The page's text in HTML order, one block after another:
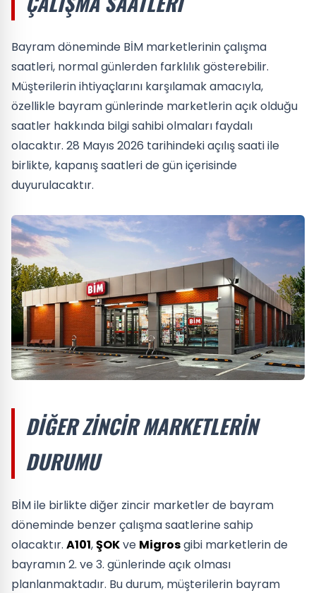
Bayram döneminde BİM marketlerinin çalışma
saatleri, normal günlerden farklılık gösterebilir.
Müşterilerin ihtiyaçlarını karşılamak amacıyla,
özellikle bayram günlerinde marketlerin açık olduğu
saatler hakkında bilgi sahibi olmaları faydalı
olacaktır. 28 Mayıs 2026 tarihindeki açılış saati ile
birlikte, kapanış saatleri de gün içerisinde
duyurulacaktır.
DIĞER ZINCIR MARKETLERIN
DURUMU
BİM ile birlikte diğer zincir marketler de bayram
döneminde benzer çalışma saatlerine sahip
olacaktır. A101,ŞOKve Migrosgibi marketlerin de
bayramın 2. ve 3. günlerinde açık olması
planlanmaktadır. Bu durum, müşterilerin bayram